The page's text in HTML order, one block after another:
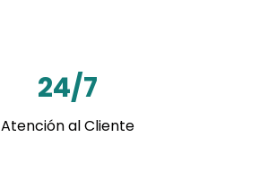
24/7
Atención al Cliente